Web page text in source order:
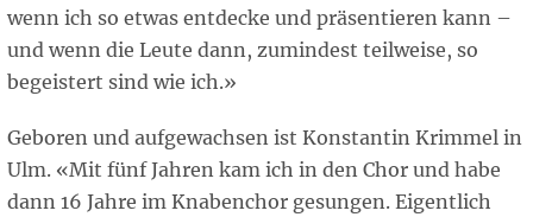
wenn ich so etwas entdecke und präsentieren kann –
und wenn die Leute dann, zumindest teilweise, so
begeistert sind wie ich.»
Geboren und aufgewachsen ist Konstantin Krimmel in
Ulm. «Mit fünf Jahren kam ich in den Chor und habe
dann 16 Jahre im Knabenchor gesungen. Eigentlich